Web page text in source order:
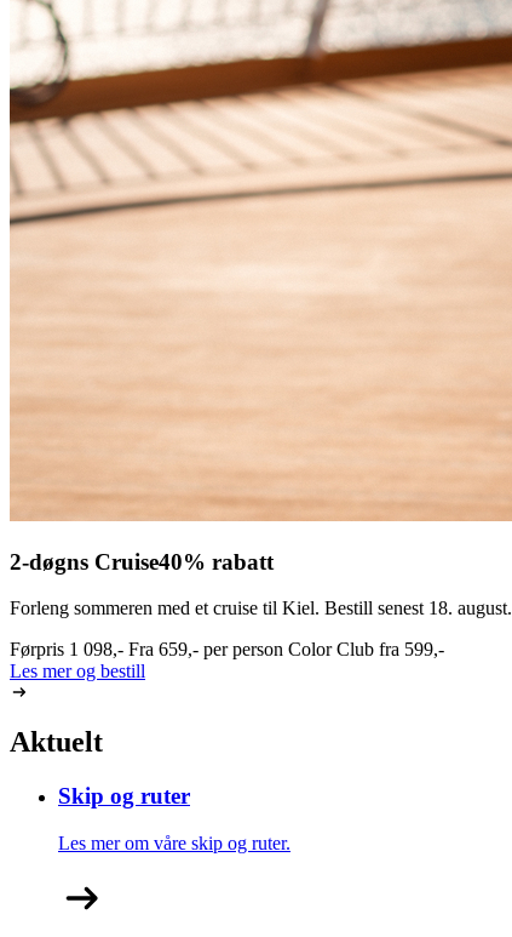
2-døgns Cruise40% rabatt
Forleng sommeren med et cruise til Kiel. Bestill senest 18. august.
Førpris 1 098,- Fra 659,- per person Color Club fra 599,-
Les mer og bestill
Aktuelt
Skip og ruter
Les mer om våre skip og ruter.